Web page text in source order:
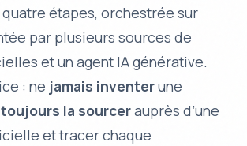
étapes, orchestrée sur
par plusieurs sources de
et un agent IA générative.
: ne jamais inventerune
toujours la sourcerauprès d’une
et tracer chaque